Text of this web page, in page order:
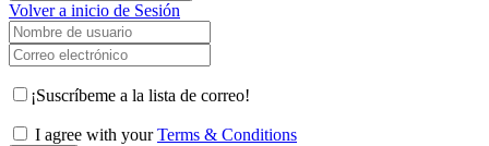
Volver a inicio de Sesión
Nombre de usuario
Correo electrónico
¡Suscríbeme a la lista de correo!
I agree with yourTerms & Conditions